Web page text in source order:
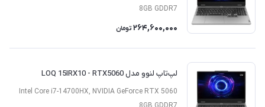
8GB GDDR7
264,600,000 تومان
لپ‌تاپ لنوو مدل LOQ 15IRX10 - RTX5060
Intel Core i7-14700HX, NVIDIA GeForce RTX 5060